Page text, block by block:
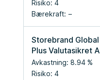
Risiko: 4
Bærekraft:
Storebrand Global
Plus Valutasikret A
Avkastning: 8.94 %
Risiko: 4